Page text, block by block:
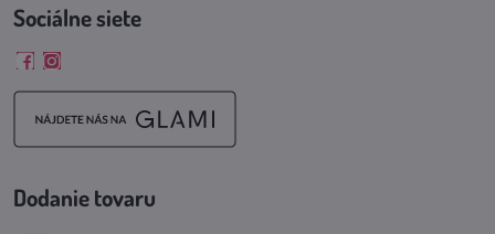
Sociálne siete
FacebookInstagram
Dodanie tovaru